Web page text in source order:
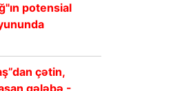
potensial
çətin,